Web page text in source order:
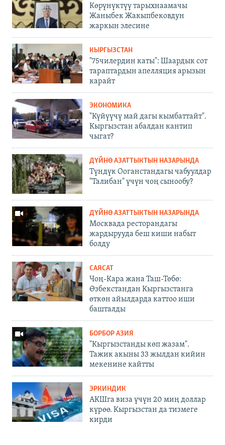
Көрүнүктүү тарыхнаамачы
Жаныбек Жакыпбековдун
жаркын элесине
КЫРГЫЗСТАН
"75чилердин каты": Шаардык сот
тараптардын апелляция арызын
карайт
ЭКОНОМИКА
"Күйүүчү май дагы кымбаттайт".
Кыргызстан абалдан кантип
чыгат?
ДҮЙНӨ АЗАТТЫКТЫН НАЗАРЫНДА
Түндүк Ооганстандагы чабуулдар
"Талибан" үчүн чоң сынообу?
ДҮЙНӨ АЗАТТЫКТЫН НАЗАРЫНДА
Москвада ресторандагы
жардырууда беш киши набыт
болду
САЯСАТ
Чоң-Кара жана Таш-Төбө:
Өзбекстандан Кыргызстанга
өткөн айылдарда каттоо иши
башталды
БОРБОР АЗИЯ
"Кыргызстанды көп жазам".
Тажик акыны 33 жылдан кийин
мекенине кайтты
ЭРКИНДИК
АКШга виза үчүн 20 миң доллар
күрөө. Кыргызстан да тизмеге
кирди